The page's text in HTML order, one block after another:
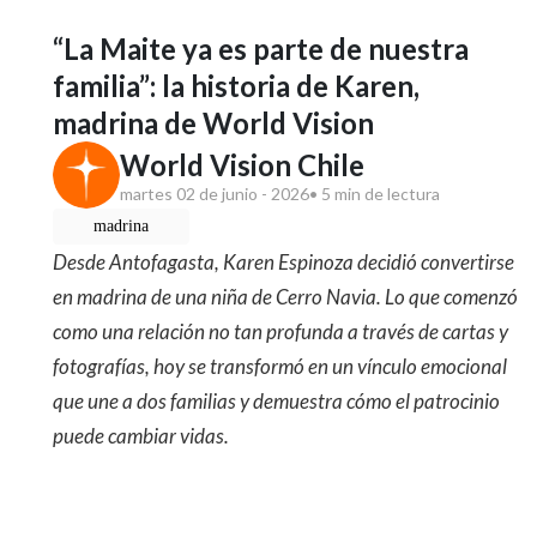
“La Maite ya es parte de nuestra
familia”: la historia de Karen,
madrina de World Vision
World Vision Chile
martes 02 de junio - 2026• 5 min de lectura
madrina
Desde Antofagasta, Karen Espinoza decidió convertirse
en madrina de una niña de Cerro Navia. Lo que comenzó
como una relación no tan profunda a través de cartas y
fotografías, hoy se transformó en un vínculo emocional
que une a dos familias y demuestra cómo el patrocinio
puede cambiar vidas.